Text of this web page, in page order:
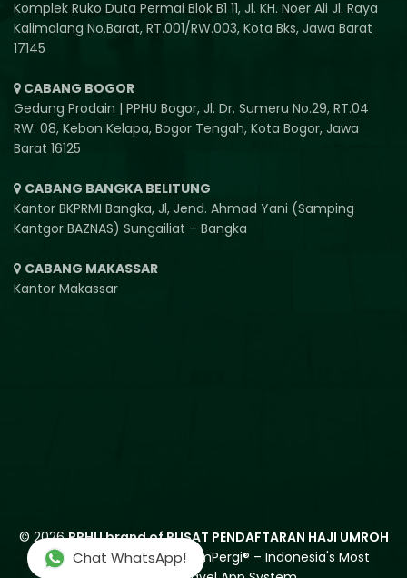
Komplek Ruko Duta Permai Blok B1 11, Jl. KH. Noer Ali Jl. Raya
Kalimalang No.Barat, RT.001/RW.003, Kota Bks, Jawa Barat
17145
CABANG BOGOR
Gedung Prodain | PPHU Bogor, Jl. Dr. Sumeru No.29, RT.04
RW. 08, Kebon Kelapa, Bogor Tengah, Kota Bogor, Jawa
Barat 16125
CABANG BANGKA BELITUNG
Kantor BKPRMI Bangka, Jl, Jend. Ahmad Yani (Samping
Kantgor BAZNAS) Sungailiat – Bangka
CABANG MAKASSAR
Kantor Makassar
© 2026PPHU brand of PUSAT PENDAFTARAN HAJI UMROH
Digitally Powered byMuslimPergi® – Indonesia's Most
Chat WhatsApp!